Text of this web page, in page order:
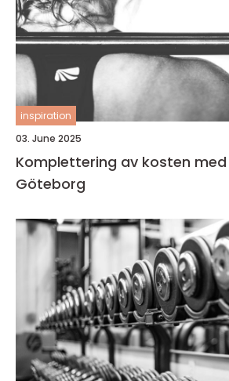
inspiration
03. June 2025
Komplettering av kosten
Göteborg